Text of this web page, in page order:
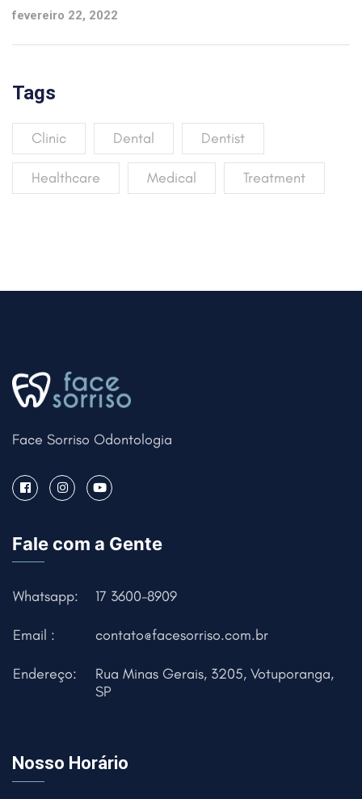
fevereiro 22, 2022
Tags
Clinic Dental Dentist
Healthcare Medical Treatment
Face Sorriso Odontologia
Fale com a Gente
Whatsapp: 17 3600-8909
Email : contato@facesorriso.com.br
Endereço:
Rua Minas Gerais, 3205, Votuporanga,
SP
Nosso Horário